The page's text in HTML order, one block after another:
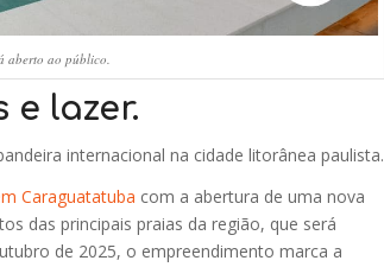
aberto ao público.
e lazer.
internacional na cidade litorânea paulista.
Caraguatatuba com a abertura de uma nova
das principais praias da região, que será
de 2025, o empreendimento marca a